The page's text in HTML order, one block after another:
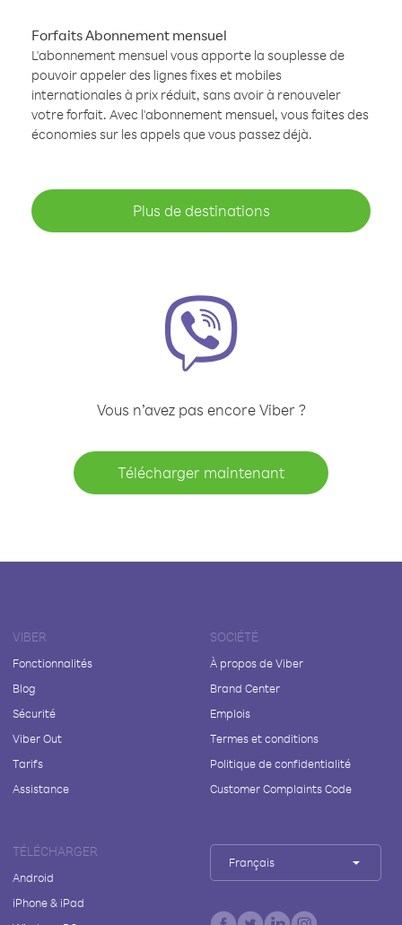
Forfaits Abonnement mensuel
L'abonnement mensuel vous apporte la souplesse de
pouvoir appeler des lignes fixes et mobiles
internationales à prix réduit, sans avoir à renouveler
votre forfait. Avec l'abonnement mensuel, vous faites des
économies sur les appels que vous passez déjà.
Plus de destinations
Vous n’avez pas encore Viber ?
Télécharger maintenant
VIBER
Fonctionnalités
Blog
Sécurité
Viber Out
Tarifs
Assistance
SOCIÉTÉ
À propos de Viber
Brand Center
Emplois
Termes et conditions
Politique de confidentialité
Customer Complaints Code
TÉLÉCHARGER
Android
iPhone & iPad
Français